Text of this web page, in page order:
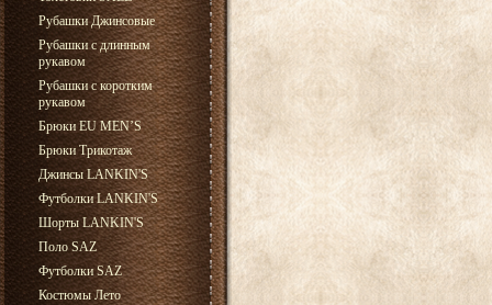
Рубашки Джинсовые
Рубашки с длинным
рукавом
Рубашки с коротким
рукавом
Брюки EU MEN’S
Брюки Трикотаж
Джинсы LANKIN'S
Футболки LANKIN'S
Шорты LANKIN'S
Поло SAZ
Футболки SAZ
Костюмы Лето